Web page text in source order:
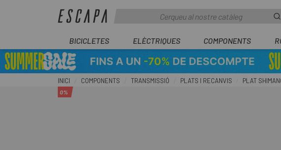
BICICLETES ELÈCTRIQUES COMPONENTS
INICI COMPONENTS TRANSMISSIÓ PLATS I RECANVIS PLAT
0%